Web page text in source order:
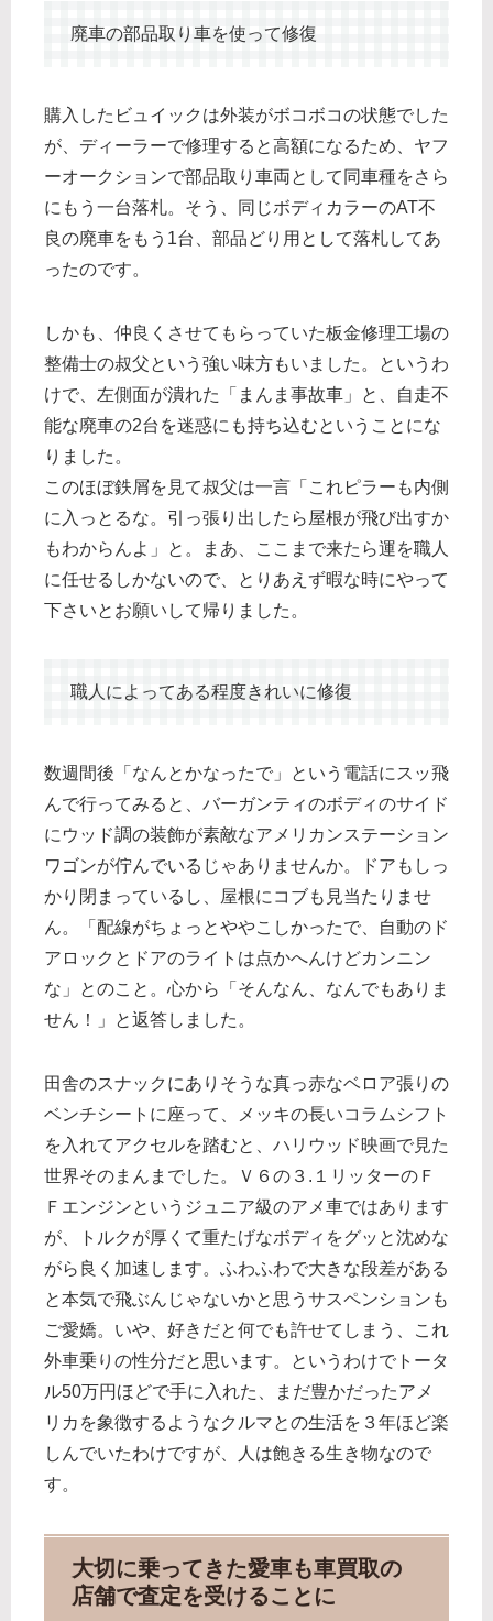
廃車の部品取り車を使って修復
購入したビュイックは外装がボコボコの状態でした
が、ディーラーで修理すると高額になるため、ヤフ
ーオークションで部品取り車両として同車種をさら
にもう一台落札。そう、同じボディカラーのAT不
良の廃車をもう1台、部品どり用として落札してあ
ったのです。
しかも、仲良くさせてもらっていた板金修理工場の
整備士の叔父という強い味方もいました。というわ
けで、左側面が潰れた「まんま事故車」と、自走不
能な廃車の2台を迷惑にも持ち込むということにな
りました。
このほぼ鉄屑を見て叔父は一言「これピラーも内側
に入っとるな。引っ張り出したら屋根が飛び出すか
もわからんよ」と。まあ、ここまで来たら運を職人
に任せるしかないので、とりあえず暇な時にやって
下さいとお願いして帰りました。
職人によってある程度きれいに修復
数週間後「なんとかなったで」という電話にスッ飛
んで行ってみると、バーガンティのボディのサイド
にウッド調の装飾が素敵なアメリカンステーション
ワゴンが佇んでいるじゃありませんか。ドアもしっ
かり閉まっているし、屋根にコブも見当たりませ
ん。「配線がちょっとややこしかったで、自動のド
アロックとドアのライトは点かへんけどカンニン
な」とのこと。心から「そんなん、なんでもありま
せん！」と返答しました。
田舎のスナックにありそうな真っ赤なベロア張りの
ベンチシートに座って、メッキの長いコラムシフト
を入れてアクセルを踏むと、ハリウッド映画で見た
世界そのまんまでした。Ｖ６の３.１リッターのＦ
Ｆエンジンというジュニア級のアメ車ではあります
が、トルクが厚くて重たげなボディをグッと沈めな
がら良く加速します。ふわふわで大きな段差がある
と本気で飛ぶんじゃないかと思うサスペンションも
ご愛嬌。いや、好きだと何でも許せてしまう、これ
外車乗りの性分だと思います。というわけでトータ
ル50万円ほどで手に入れた、まだ豊かだったアメ
リカを象徴するようなクルマとの生活を３年ほど楽
しんでいたわけですが、人は飽きる生き物なので
す。
大切に乗ってきた愛車も車買取の
店舗で査定を受けることに